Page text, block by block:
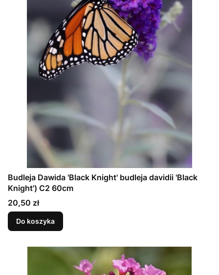
Budleja Dawida 'Black Knight' budleja davidii 'Black
Knight') C2 60cm
Cena
20,50 zł
Do koszyka